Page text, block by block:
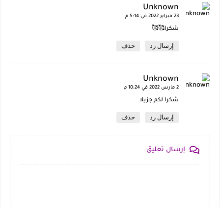
Unknown
23 فبراير 2022 في 5:14 م
شكرا🥰🥰
إرسال رد حذف
Unknown
2 مارس 2022 في 10:24 م
شكرا لكم جزيلا
إرسال رد حذف
إرسال تعليق